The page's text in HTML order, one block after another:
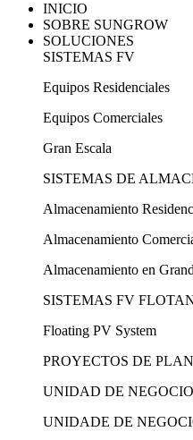
INICIO
SOBRE SUNGROW
SOLUCIONES
SISTEMAS FV
Equipos Residenciales
Equipos Comerciales
Gran Escala
SISTEMAS DE
Almacenamiento
Almacenamiento
Almacenamiento en
SISTEMAS FV
Floating PV System
PROYECTOS DE
UNIDAD DE
UNIDADE DE